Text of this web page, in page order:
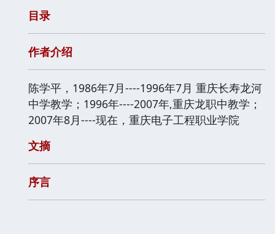
目录
作者介绍
陈学平，1986年7月----1996年7月 重庆长寿龙河
中学教学；1996年----2007年,重庆龙职中教学；
2007年8月----现在，重庆电子工程职业学院
文摘
序言